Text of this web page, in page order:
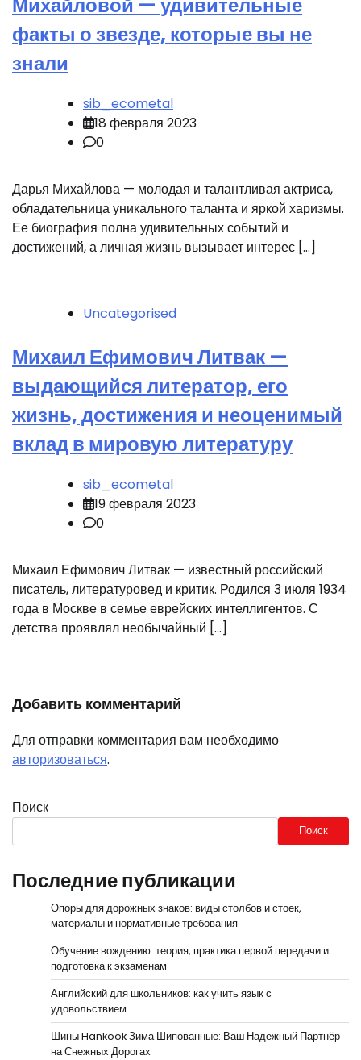
факты о звезде, которые вы не
знали
sib_ecometal
18 февраля 2023
0
Дарья Михайлова — молодая и талантливая актриса,
обладательница уникального таланта и яркой харизмы.
Ее биография полна удивительных событий и
достижений, а личная жизнь вызывает интерес […]
Uncategorised
Михаил Ефимович Литвак —
выдающийся литератор, его
жизнь, достижения и неоценимый
вклад в мировую литературу
sib_ecometal
19 февраля 2023
0
Михаил Ефимович Литвак — известный российский
писатель, литературовед и критик. Родился 3 июля 1934
года в Москве в семье еврейских интеллигентов. С
детства проявлял необычайный […]
Добавить комментарий
Для отправки комментария вам необходимо
авторизоваться.
Поиск
Поиск
Последние публикации
Опоры для дорожных знаков: виды столбов и стоек,
материалы и нормативные требования
Обучение вождению: теория, практика первой передачи и
подготовка к экзаменам
Английский для школьников: как учить язык с
удовольствием
Шины Hankook Зима Шипованные: Ваш Надежный Партнёр
на Снежных Дорогах